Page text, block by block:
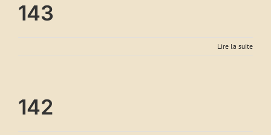
143
Lire la suite
142